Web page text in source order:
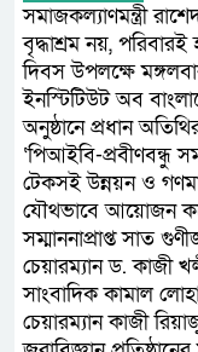
সমাজকল্যাণমন্ত্রী
বৃদ্ধাশ্রম নয়,
দিবস উপলক্ষে
ইনস্টিটিউট অব
অনুষ্ঠানে প্রধান
‘পিআইবি-প্রবীণবন্ধু
টেকসই উন্নয়ন ও
যৌথভাবে আয়োজন
সম্মাননাপ্রাপ্ত সাত
চেয়ারম্যান ড. কাজী
সাংবাদিক কামাল
চেয়ারম্যান কাজী